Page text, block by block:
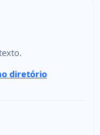
diretório